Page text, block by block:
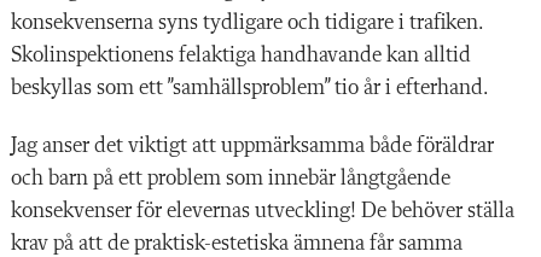
konsekvenserna syns tydligare och tidigare i trafiken.
Skolinspektionens felaktiga handhavande kan alltid
beskyllas som ett ”samhällsproblem” tio år i efterhand.
Jag anser det viktigt att uppmärksamma både föräldrar
och barn på ett problem som innebär långtgående
konsekvenser för elevernas utveckling! De behöver ställa
krav på att de praktisk-estetiska ämnena får samma